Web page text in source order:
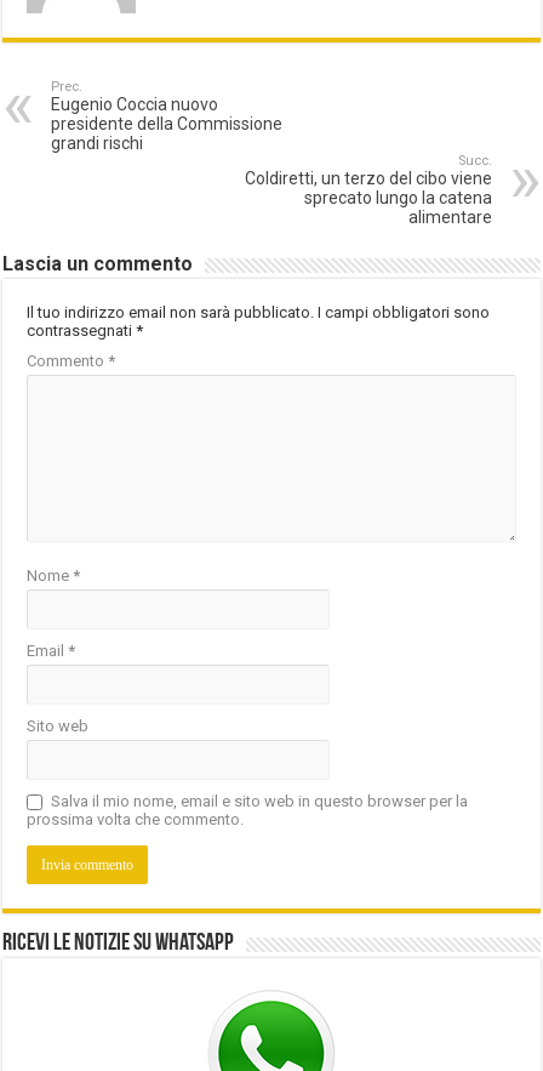
Prec.
Eugenio Coccia nuovo
presidente della Commissione
grandi rischi
Succ.
Coldiretti, un terzo del cibo viene
sprecato lungo la catena
alimentare
Lascia un commento
Il tuo indirizzo email non sarà pubblicato. I campi obbligatori sono
contrassegnati*
Commento*
Nome*
Email*
Sito web
Salva il mio nome, email e sito web in questo browser per la
prossima volta che commento.
Ricevi le notizie su Whatsapp